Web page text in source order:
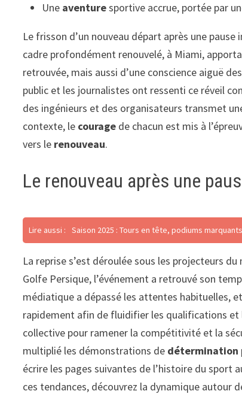
Une aventuresportive accrue, portée par
Le frisson d’un nouveau départ après une
cadre profondément renouvelé, à Miami,
retrouvée, mais aussi d’une conscience aiguë
public et les journalistes ont ressenti ce réveil
des ingénieurs et des organisateurs transmet
contexte, le courage de chacun est mis à
vers le renouveau.
Le renouveau après une
Lire aussi : Saison 2025 : Tours en tête, podiums
La reprise s’est déroulée sous les projecteurs
Golfe Persique, l’événement a retrouvé son
médiatique a dépassé les attentes habituelles,
rapidement afin de fluidifier les qualifications et
collective pour ramener la compétitivité et la
multiplié les démonstrations de détermination
écrire les pages suivantes de l’histoire du
ces tendances, découvrez la dynamique autour